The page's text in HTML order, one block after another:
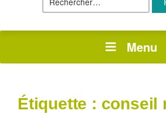
Menu
Étiquette : conseil